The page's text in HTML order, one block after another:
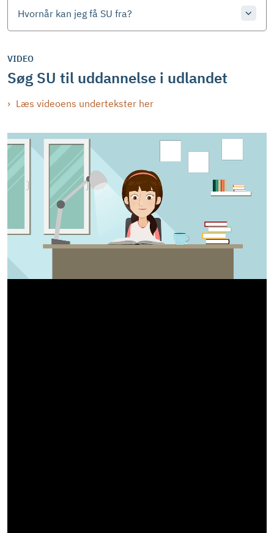
Hvornår kan jeg få SU fra?
VIDEO
Søg SU til uddannelse i udlandet
Læs videoens undertekster her